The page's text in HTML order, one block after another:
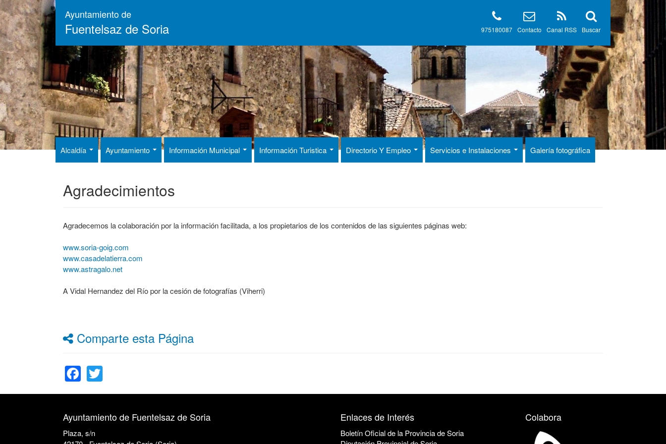
Pasar
al
contenido
principal
Ayuntamiento de
Fuentelsaz de Soria Buscar
Canal RSS
Contacto
975180087
Alcaldía Ayuntamiento Información Municipal Información Turistica Directorio Y Empleo Servicios e Instalaciones Galería fotográfica
Agradecimientos
Agradecemos la colaboración por la información facilitada, a los propietarios de los contenidos de las siguientes páginas web:
www.soria-goig.com
www.casadelatierra.com
www.astragalo.net
A Vidal Hernandez del Río por la cesión de fotografías (Viherri)
Comparte esta Página
Facebook
Ayuntamiento de Fuentelsaz de Soria
Plaza, s/n
Enlaces de Interés
Boletín Oficial de la Provincia de Soria
Colabora